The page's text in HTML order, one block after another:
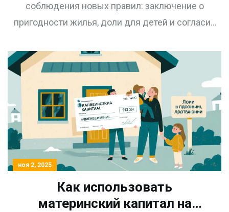
соблюдения новых правил: заключение о
пригодности жилья, доли для детей и согласие
сроки.
ноя 2, 2025
Как использовать
материнский капитал на